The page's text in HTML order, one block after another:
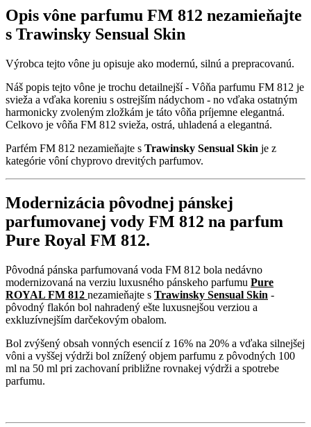
Opis vône parfumu FM 812 nezamieňajte
s Trawinsky Sensual Skin
Výrobca tejto vône ju opisuje ako modernú, silnú a prepracovanú.
Náš popis tejto vône je trochu detailnejší - Vôňa parfumu FM 812 je
svieža a vďaka koreniu s ostrejším nádychom - no vďaka ostatným
harmonicky zvoleným zložkám je táto vôňa príjemne elegantná.
Celkovo je vôňa FM 812 svieža, ostrá, uhladená a elegantná.
Parfém FM 812 nezamieňajte s Trawinsky Sensual Skin je z
kategórie vôní chyprovo drevitých parfumov.
Modernizácia pôvodnej pánskej
parfumovanej vody FM 812 na parfum
Pure Royal FM 812.
Pôvodná pánska parfumovaná voda FM 812 bola nedávno
modernizovaná na verziu luxusného pánskeho parfumu Pure
ROYAL FM 812 nezamieňajte s Trawinsky Sensual Skin -
pôvodný flakón bol nahradený ešte luxusnejšou verziou a
exkluzívnejším darčekovým obalom.
Bol zvýšený obsah vonných esencií z 16% na 20% a vďaka silnejšej
vôni a vyššej výdrži bol znížený objem parfumu z pôvodných 100
ml na 50 ml pri zachovaní približne rovnakej výdrži a spotrebe
parfumu.